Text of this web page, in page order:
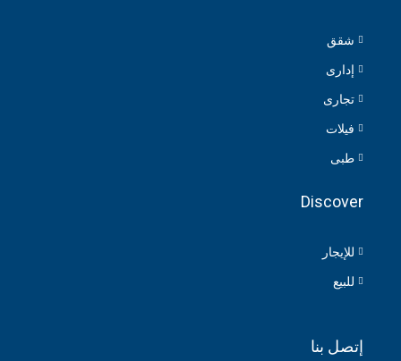
شقق
إدارى
تجارى
فيلات
طبى
Discover
للإيجار
للبيع
إتصل بنا